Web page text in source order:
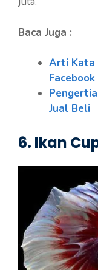
Baca Juga :
Arti Kata
Jual Beli
6. Ikan